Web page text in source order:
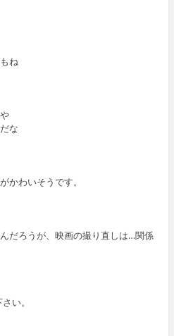
ね
な
かわいそうです。
だろうが、映画の撮り直しは…関係
い。